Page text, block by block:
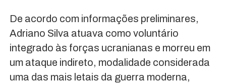
De acordo com informações preliminares,
Adriano Silva atuava como voluntário
integrado às forças ucranianas e morreu em
um ataque indireto, modalidade considerada
uma das mais letais da guerra moderna,